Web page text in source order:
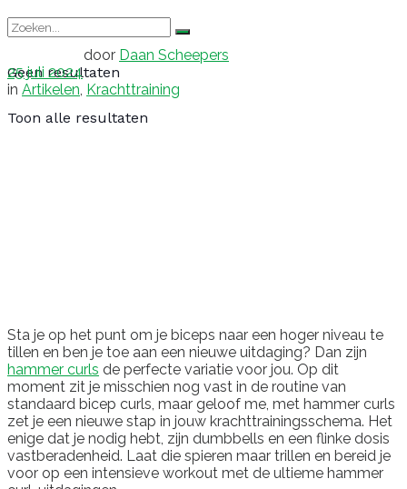
Geen resultaten
Toon alle resultaten
door Daan Scheepers
25 juli 2024
in Artikelen, Krachttraining
Sta je op het punt om je biceps naar een hoger niveau te
tillen en ben je toe aan een nieuwe uitdaging? Dan zijn
hammer curls de perfecte variatie voor jou. Op dit
moment zit je misschien nog vast in de routine van
standaard bicep curls, maar geloof me, met hammer curls
zet je een nieuwe stap in jouw krachttrainingsschema. Het
enige dat je nodig hebt, zijn dumbbells en een flinke dosis
vastberadenheid. Laat die spieren maar trillen en bereid je
voor op een intensieve workout met de ultieme hammer